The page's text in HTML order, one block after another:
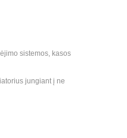
sistemos, kasos
jungiant į ne